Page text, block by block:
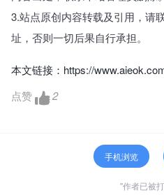
3.站点原创内容转载及引用，请
址，否则一切后果自行承担。
本文链接： https://
点赞
2
手机浏览
"作者已被